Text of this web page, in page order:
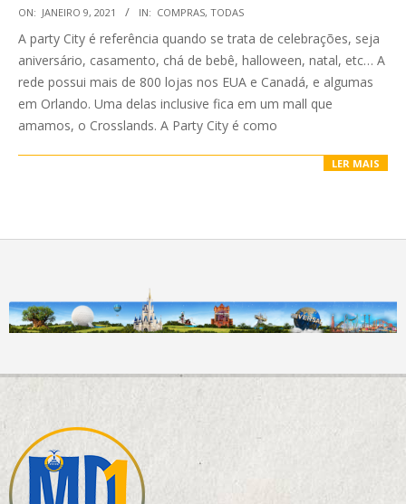
2021-
01-
09
ON: JANEIRO 9, 2021 IN: COMPRAS, TODAS
A party City é referência quando se trata de celebrações, seja
aniversário, casamento, chá de bebê, halloween, natal, etc… A
rede possui mais de 800 lojas nos EUA e Canadá, e algumas
em Orlando. Uma delas inclusive fica em um mall que
amamos, o Crosslands. A Party City é como
LER MAIS